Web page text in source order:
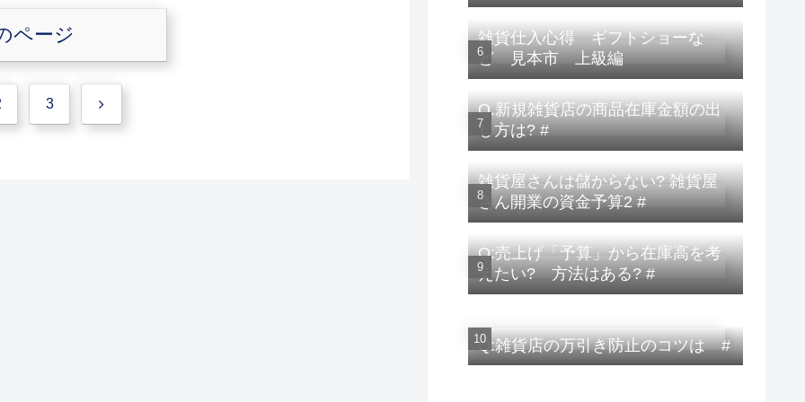
ページ
3 次
雑貨仕入心得 ギフトショーな
ど 見本市 上級編
Q.新規雑貨店の商品在庫金額の出
し方は? #
雑貨屋さんは儲からない? 雑貨屋
さん開業の資金予算2 #
Q:売上げ「予算」から在庫高を考
えたい? 方法はある? #
Q:雑貨店の万引き防止のコツは #